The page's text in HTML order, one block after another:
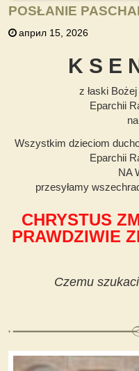
POSŁANIE
април 15, 2026
K S E
z łaski
Eparchii
Wszystkim dzieciom
Eparchii
NA
przesyłamy
CHRYSTUS
PRAWDZIWIE
Czemu